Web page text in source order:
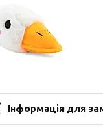
Інформація для